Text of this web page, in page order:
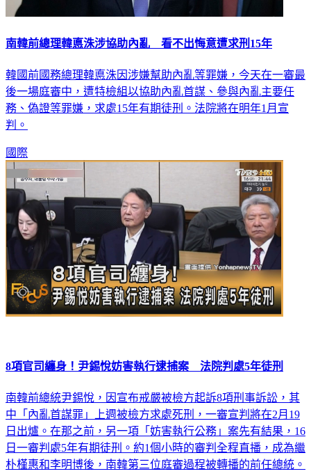
南韓前總理韓悳洙涉協助內亂 看不出悔意遭求刑15年
韓國前國務總理韓悳洙因涉嫌幫助內亂等罪嫌，今天在一審最
後一場庭審中，遭特檢組以協助內亂首謀、參與內亂主要任
務、偽證等罪嫌，求處15年有期徒刑。法院將在明年1月宣
判。
國際
8項官司纏身！尹錫悅妨害執行逮捕案 法院判處5年徒刑
南韓前總統尹錫悅，因宣布戒嚴被檢方起訴8項刑事訴訟，其
中「內亂首謀罪」上週被檢方求處死刑，一審宣判將在2月19
日出爐。在那之前，另一項「妨害執行公務」案先有結果，16
日一審判處5年有期徒刑。約1個小時的審判全程直播，成為繼
朴槿惠和李明博後，南韓第三位庭審過程被轉播的前任總統。